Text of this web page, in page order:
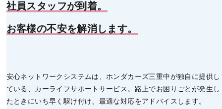
社員スタッフが到着。
お客様の不安を解消します。
安心ネットワークシステムは、ホンダカーズ三重中が独自に提供し
ている、カーライフサポートサービス。路上でお困りごとが発生し
たときにいち早く駆け付け、最適な対応をアドバイスします。